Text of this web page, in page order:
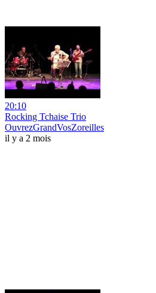
20:10
Rocking Tchaise Trio
OuvrezGrandVosZoreilles
il y a 2 mois